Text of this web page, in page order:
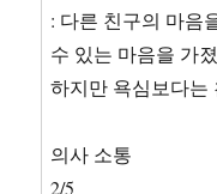
: 다른 친구의 마음
수 있는 마음을 가
하지만 욕심보다는
의사 소통
2/5